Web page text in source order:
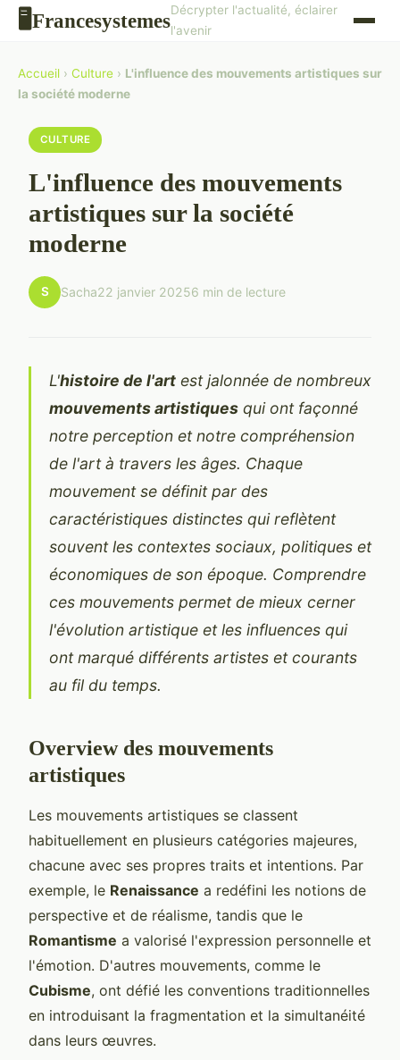
🖥FrancesystemesDécrypter l'actualité, éclairer
l'avenir
Accueil › Culture › L'influence des mouvements artistiques sur
la société moderne
CULTURE
L'influence des mouvements
artistiques sur la société
moderne
S Sacha22 janvier 20256 min de lecture
L'histoire de l'art est jalonnée de nombreux
mouvements artistiques qui ont façonné
notre perception et notre compréhension
de l'art à travers les âges. Chaque
mouvement se définit par des
caractéristiques distinctes qui reflètent
souvent les contextes sociaux, politiques et
économiques de son époque. Comprendre
ces mouvements permet de mieux cerner
l'évolution artistique et les influences qui
ont marqué différents artistes et courants
au fil du temps.
Overview des mouvements
artistiques
Les mouvements artistiques se classent
habituellement en plusieurs catégories majeures,
chacune avec ses propres traits et intentions. Par
exemple, le Renaissance a redéfini les notions de
perspective et de réalisme, tandis que le
Romantisme a valorisé l'expression personnelle et
l'émotion. D'autres mouvements, comme le
Cubisme, ont défié les conventions traditionnelles
en introduisant la fragmentation et la simultanéité
dans leurs œuvres.